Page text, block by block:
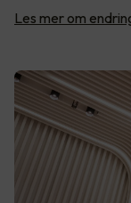
Les mer om